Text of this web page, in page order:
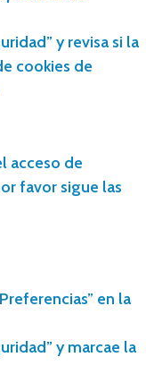
y revisa si la
cookies de
acceso de
favor sigue las
en la
y marcae la